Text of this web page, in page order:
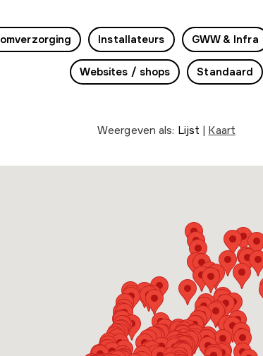
Installateurs GWW & Infra
Websites / shops Standaard
Weergeven als: Lijst | Kaart